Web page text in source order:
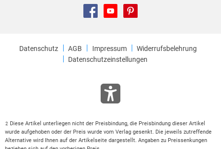
Datenschutz AGB Impressum
Widerrufsbelehrung
Datenschutzeinstellungen
2
Diese Artikel unterliegen nicht der Preisbindung, die Preisbindung dieser Artikel
wurde aufgehoben oder der Preis wurde vom Verlag gesenkt. Die jeweils zutreffende
Alternative wird Ihnen auf der Artikelseite dargestellt. Angaben zu Preissenkungen